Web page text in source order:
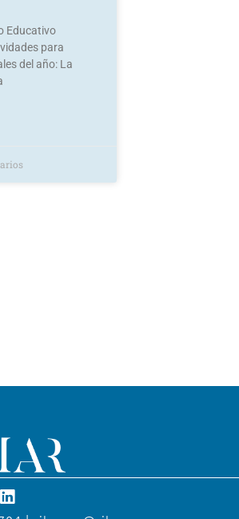
Educativo
para
del año: La